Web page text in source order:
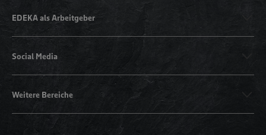
EDEKA als Arbeitgeber
Social Media
Weitere Bereiche